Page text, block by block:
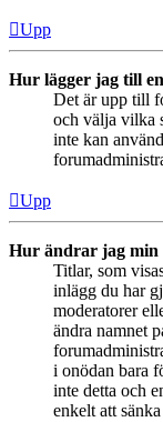
Upp
Hur lägger jag till
Det är upp till
och välja vilka
inte kan
Upp
Hur ändrar jag min
Titlar, som
inlägg du har
moderatorer
ändra namnet
i onödan bara
inte detta och
enkelt att